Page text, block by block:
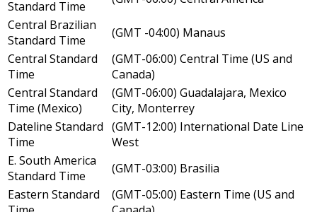
Standard Time
Central Brazilian
Standard Time
(GMT -04:00) Manaus
Central Standard
Time
(GMT-06:00) Central Time (US and
Canada)
Central Standard
Time (Mexico)
(GMT-06:00) Guadalajara, Mexico
City, Monterrey
Dateline Standard
Time
(GMT-12:00) International Date Line
West
E. South America
Standard Time
(GMT-03:00) Brasilia
Eastern Standard
(GMT-05:00) Eastern Time (US and